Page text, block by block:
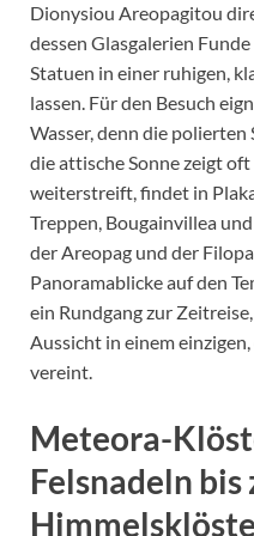
Dionysiou Areopagitou
dessen Glasgalerien
Statuen in einer ruhigen,
lassen. Für den Besuch
Wasser, denn die
die attische Sonne zeigt
weiterstreift, findet in
Treppen, Bougainvillea
der Areopag und der
Panoramablicke auf den
ein Rundgang zur
Aussicht in einem
vereint.
Meteora-
Felsnadeln bis